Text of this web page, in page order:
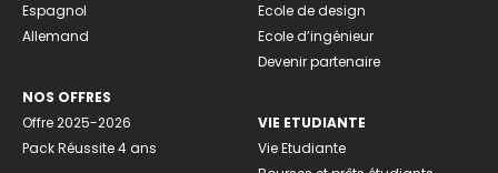
Espagnol
Allemand
NOS OFFRES
Offre 2025-2026
Pack Réussite 4 ans
Ecole de design
Ecole d’ingénieur
Devenir partenaire
VIE ETUDIANTE
Vie Etudiante